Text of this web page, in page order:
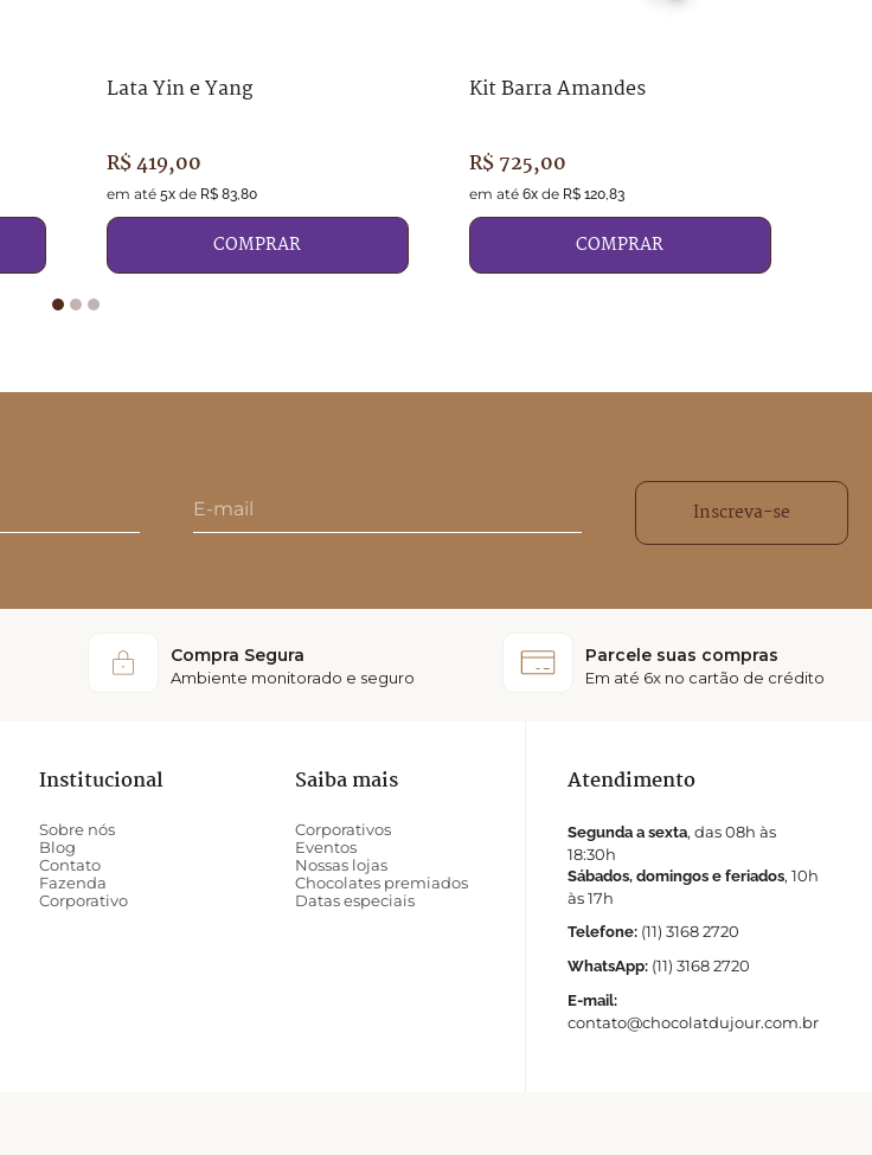
Lata Yin e Yang
R$419,00
em até 5xde R$ 83,80
COMPRAR
Kit Barra Amandes
R$ 725,00
em até 6xde R$ 120,83
COMPRAR
Inscreva-se
Compra Segura
Ambiente monitorado e seguro
Parcele suas compras
Em até 6x no cartão de crédito
Institucional
Sobre nós
Blog
Contato
Fazenda
Corporativo
Saiba mais
Corporativos
Eventos
Nossas lojas
Chocolates premiados
Datas especiais
Atendimento
Segunda a sexta, das 08h às
18:30h
Sábados, domingos e feriados, 10h
às 17h
Telefone: (11) 3168 2720
WhatsApp: (11) 3168 2720
E-mail:
contato@chocolatdujour.com.br